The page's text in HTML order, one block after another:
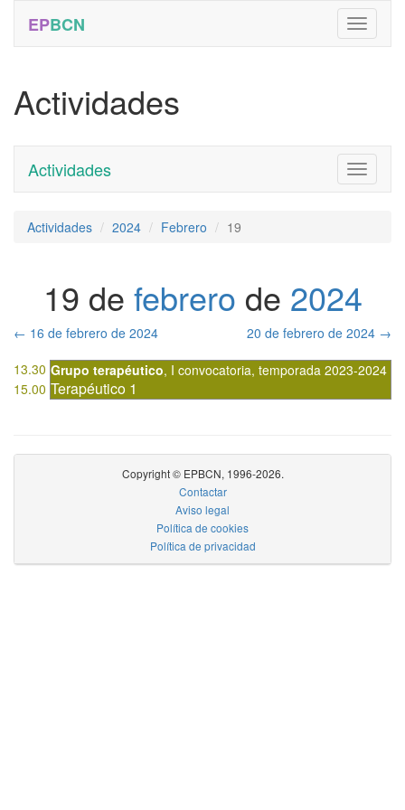
EPBCN
Actividades
Toggle
Actividades
Actividades 2024 Febrero 19
19 de febrero de 2024
← 16 de febrero de 2024 20 de febrero de 2024 →
13.30 Grupo terapéutico, I convocatoria, temporada 2023-2024
Terapéutico 1
15.00
Copyright © EPBCN, 1996-2026.
Contactar
Aviso legal
Política de cookies
Política de privacidad